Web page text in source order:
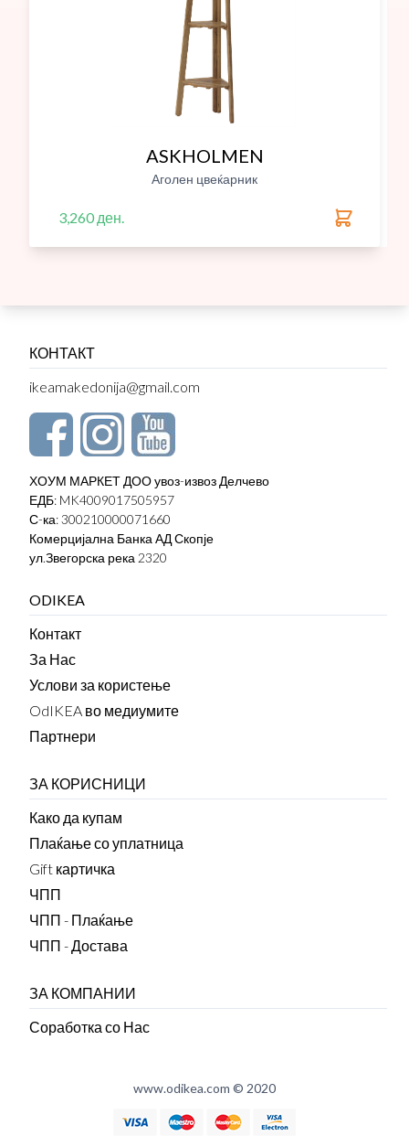
ASKHOLMEN
Аголен цвеќарник
3,260 ден.
КОНТАКТ
ikeamakedonija@gmail.com
ХОУМ МАРКЕТ ДОО увоз-извоз Делчево
ЕДБ: MK4009017505957
С-ка: 300210000071660
Комерцијална Банка АД Скопје
ул.Звегорска река 2320
ODIKEA
Контакт
За Нас
Услови за користење
OdIKEA во медиумите
Партнери
ЗА КОРИСНИЦИ
Како да купам
Плаќање со уплатница
Gift картичка
ЧПП
ЧПП - Плаќање
ЧПП - Достава
ЗА КОМПАНИИ
Соработка со Нас
www.odikea.com © 2020